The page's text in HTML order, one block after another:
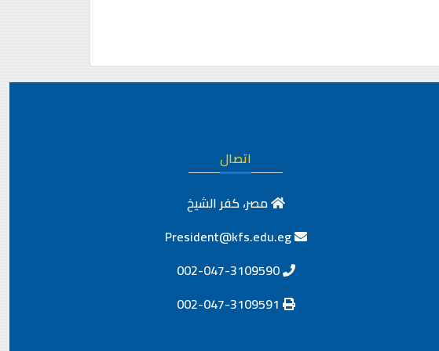
اتصال
مصر، كفر الشيخ
President@kfs.edu.eg
002-047-3109590